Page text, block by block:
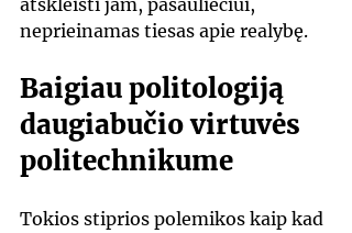
atskleisti jam, pasauliečiui,
neprieinamas tiesas apie realybę.
Baigiau politologiją
daugiabučio virtuvės
politechnikume
Tokios stiprios polemikos kaip kad